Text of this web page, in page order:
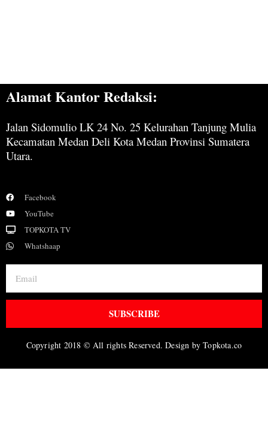
Alamat Kantor Redaksi:
Jalan Sidomulio LK 24 No. 25 Kelurahan Tanjung Mulia
Kecamatan Medan Deli Kota Medan Provinsi Sumatera
Utara.
Facebook
YouTube
TOPKOTA TV
Whatshaap
SUBSCRIBE
Copyright 2018 © All rights Reserved. Design by Topkota.co